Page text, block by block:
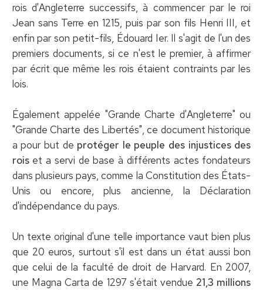
rois d'Angleterre successifs, à commencer par le roi
Jean sans Terre en 1215, puis par son fils Henri III, et
enfin par son petit-fils, Édouard Ier. Il s'agit de l'un des
premiers documents, si ce n'est le premier, à affirmer
par écrit que même les rois étaient contraints par les
lois.
Également appelée "Grande Charte d'Angleterre" ou
"Grande Charte des Libertés", ce document historique
a pour but de protéger le peuple des injustices des
roiset a servi de base à différents actes fondateurs
dans plusieurs pays, comme la Constitution des États-
Unis ou encore, plus ancienne, la Déclaration
d'indépendance du pays.
Un texte original d'une telle importance vaut bien plus
que 20 euros, surtout s'il est dans un état aussi bon
que celui de la faculté de droit de Harvard. En 2007,
une Magna Carta de 1297 s'était vendue 21,3 millions